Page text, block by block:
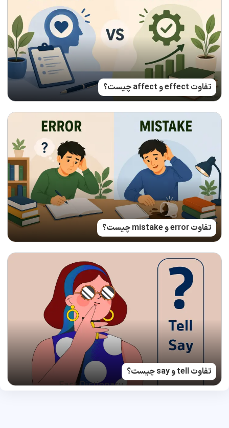
تفاوت effect و affect چیست؟
تفاوت error و mistake چیست؟
تفاوت tell و say چیست؟